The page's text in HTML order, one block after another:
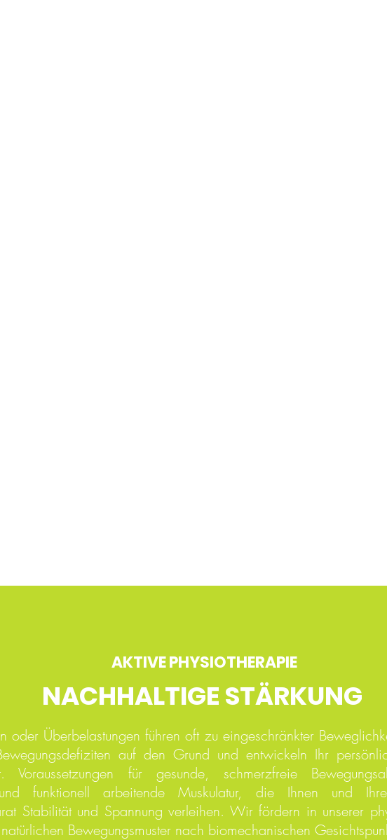
AKTIVE PHYSIOTHERAPIE
NACHHALTIGE STÄRKUNG
oder Überbelastungen führen oft zu eingeschränkter
auf den Grund und entwickeln Ihr
Voraussetzungen für gesunde, schmerzfreie
funktionell arbeitende Muskulatur, die Ihnen und
Stabilität und Spannung verleihen. Wir fördern in unserer
Bewegungsmuster nach biomechanischen